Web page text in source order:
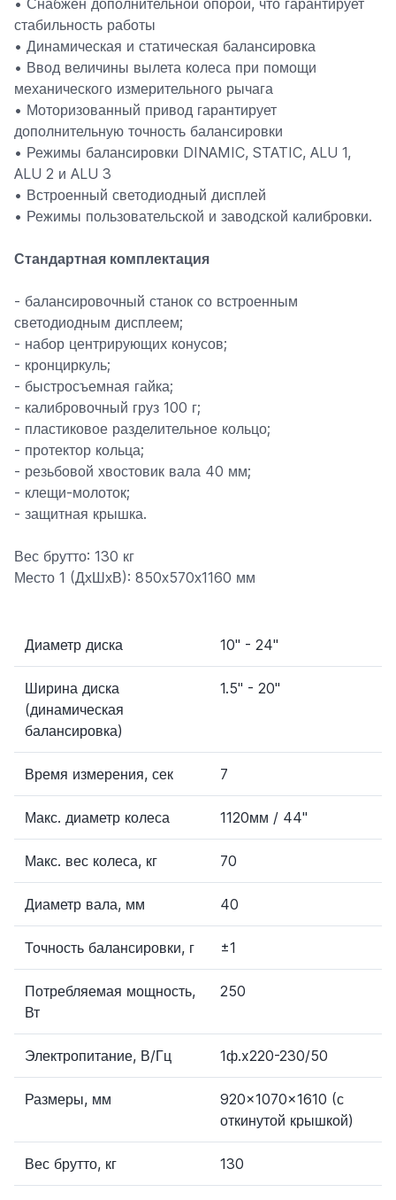
• Снабжен дополнительной опорой, что гарантирует
стабильность работы
• Динамическая и статическая балансировка
• Ввод величины вылета колеса при помощи
механического измерительного рычага
• Моторизованный привод гарантирует
дополнительную точность балансировки
• Режимы балансировки DINAMIC, STATIC, ALU 1,
ALU 2 и ALU 3
• Встроенный светодиодный дисплей
• Режимы пользовательской и заводской калибровки.
Стандартная комплектация
- балансировочный станок со встроенным
светодиодным дисплеем;
- набор центрирующих конусов;
- кронциркуль;
- быстросъемная гайка;
- калибровочный груз 100 г;
- пластиковое разделительное кольцо;
- протектор кольца;
- резьбовой хвостовик вала 40 мм;
- клещи-молоток;
- защитная крышка.
Вес брутто: 130 кг
Место 1 (ДхШхВ): 850х570х1160 мм
Диаметр диска 10" - 24"
Ширина диска
(динамическая
балансировка)
1.5" - 20"
Время измерения, сек 7
Макс. диаметр колеса 1120мм / 44"
Макс. вес колеса, кг 70
Диаметр вала, мм 40
Точность балансировки, г ±1
Потребляемая мощность,
Вт
250
Электропитание, В/Гц 1ф.x220-230/50
Размеры, мм
920x1070x1610 (с
откинутой крышкой)
Вес брутто, кг 130